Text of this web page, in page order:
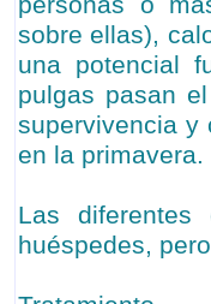
sobre ellas),
una potencial
pulgas pasan
supervivencia y
en la primavera.
Las
huéspedes,